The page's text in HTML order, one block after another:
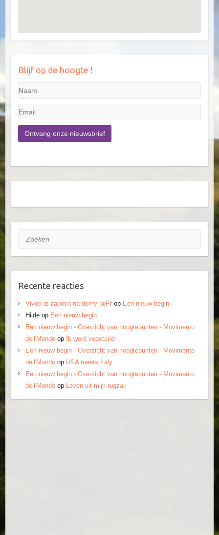
Blijf op de hoogte !
Zoeken
Recente reacties
Vivod iz zapoya na domy_ajProp Een nieuw begin
Hildeop Een nieuw begin
Een nieuw begin - Overzicht van hoogtepunten - Movimento
dell'Mondoop Ik word vegetariër
Een nieuw begin - Overzicht van hoogtepunten - Movimento
dell'Mondoop USA meets Italy
Een nieuw begin - Overzicht van hoogtepunten - Movimento
dell'Mondoop Leven uit mijn rugzak